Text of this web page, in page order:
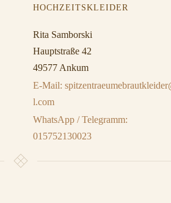
HOCHZEITSKLEIDER
Rita Samborski
Hauptstraße 42
49577 Ankum
E-Mail:
l.com
WhatsApp / Telegramm:
015752130023